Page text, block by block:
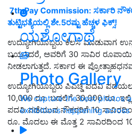
ಯಶೋಗಾಥೆ
Photo Gallery
We capture the best photos
exhibitions happening
7th Pay Commission: ಸರ್ಕಾರಿ
ತುಟ್ಟಿಭತ್ಯೆಯಲ್ಲಿ ಶೇ.5ರಷ್ಟು ಹೆಚ್ಚಳ ಫಿಕ್ಸ್!
ಉದ್ಯೋಗಿಯೊಬ್ಬರು ಕೆಲಸ ಮಾಡುವಾಗ
ಬಯಸಿದರೆ, ಅವರಿಗೆ 30 ಸಾವಿರ
ನೀಡಲಾಗುತ್ತದೆ. ಸರ್ಕಾರ ಈ
ಉದ್ಯೋಗಿಯೊಬ್ಬರು ಪಿಎಚ್ಡಿ ಪದವಿ
10,000 ರೂ. ಬದಲಿಗೆ 30,000 ರೂ.
ಪದವಿ ಪಡೆಯುವ ನೌಕರರಿಗೆ 10
ರೂ. ಮೊದಲು ಈ ಮೊತ್ತ 2 ಸಾವಿರದಿಂದ